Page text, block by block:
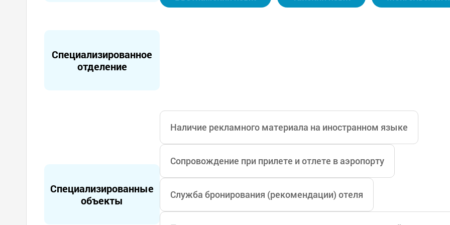
менной системы оборудования, такой как 3D-КТ, эндоскопическое
Специализированное
отделение
Специализированные
объекты
Наличие рекламного материала на иностранном языке
Сопровождение при прилете и отлете в аэропорту
Служба бронирования (рекомендации) отеля